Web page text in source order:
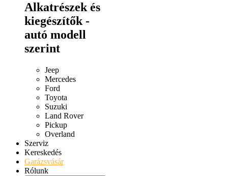
Alkatrészek és
kiegészítők -
autó modell
szerint
Jeep
Mercedes
Ford
Toyota
Suzuki
Land Rover
Pickup
Overland
Szerviz
Kereskedés
Garázsvásár
Rólunk